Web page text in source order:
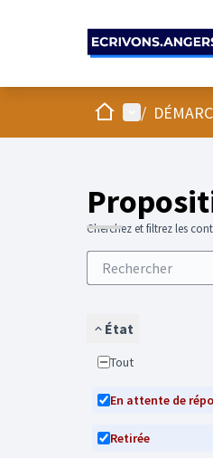
AccueilMenu
/
Cherchez et filtrez les
État
Tout
En attente de
Retirée